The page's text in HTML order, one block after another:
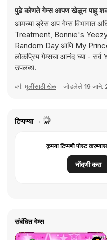
पुढे कोणते गेम्स आपण खेळून पाहू
आमच्याड्रेस अप गेम्सविभागात
Treatment, Bonnie's
Random Day आणि My
लोकप्रिय गेम्सचा आनंद घ्या -
उपलब्ध.
वर्ग: मुलींसाठी खेळ जोडलेले 19 जाने.
टिप्पण्या
कृपया टिप्पणी पोस्ट
नोंदणी करा
संबंधित गेम्स